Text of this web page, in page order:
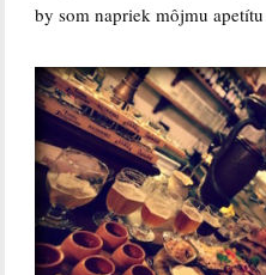
by som napriek môjmu